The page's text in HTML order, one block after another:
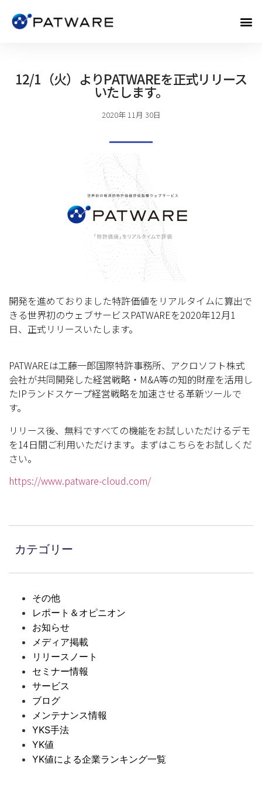
12/1（火）よりPATWAREを正式リリース
いたします。
2020年 11月 30日
開発を進めておりました特許価値をリアルタイムに算出で
きる世界初のウェブサービスPATWAREを2020年12月1
日、正式リリースいたします。
PATWAREは工藤一郎国際特許事務所、アクロソフト株式
会社が共同開発した経営戦略・M&A等の知的財産を活用し
たIPランドスケープ経営戦略を加速させる革新ツールで
す。
リリース後、無料ですべての機能をお試しいただけるデモ
を14日間ご利用いただけます。まずはこちらをお試しくだ
さい。
https://www.patware-cloud.com/
カテゴリー
その他
レポート＆オピニオン
お知らせ
メディア掲載
リリースノート
セミナー情報
サービス
ブログ
メンテナンス情報
YKS手法
YK値
YK値による企業ランキング一覧